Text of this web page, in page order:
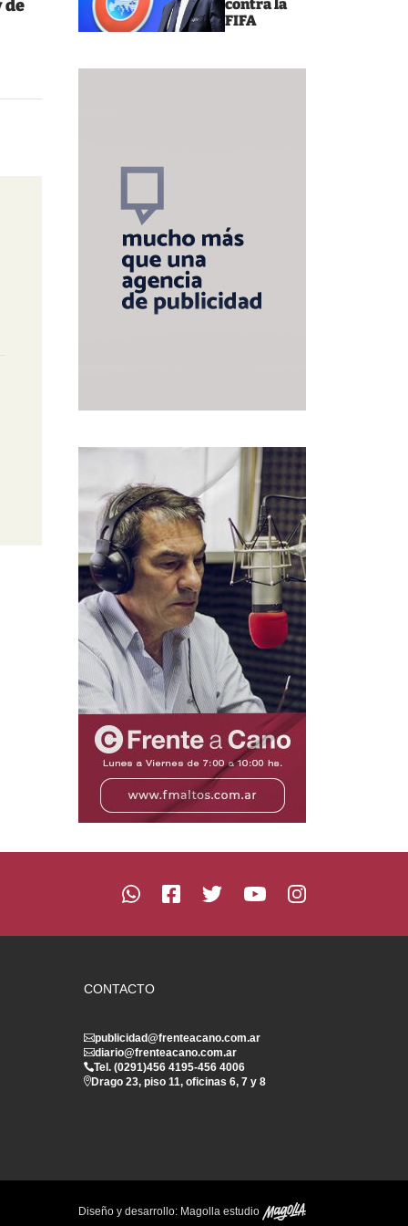
contra la
FIFA
de
CONTACTO
publicidad@frenteacano.com.ar
diario@frenteacano.com.ar
Tel. (0291)456 4195-456 4006
Drago 23, piso 11, oficinas 6, 7 y 8
Diseño y desarrollo: Magolla estudio